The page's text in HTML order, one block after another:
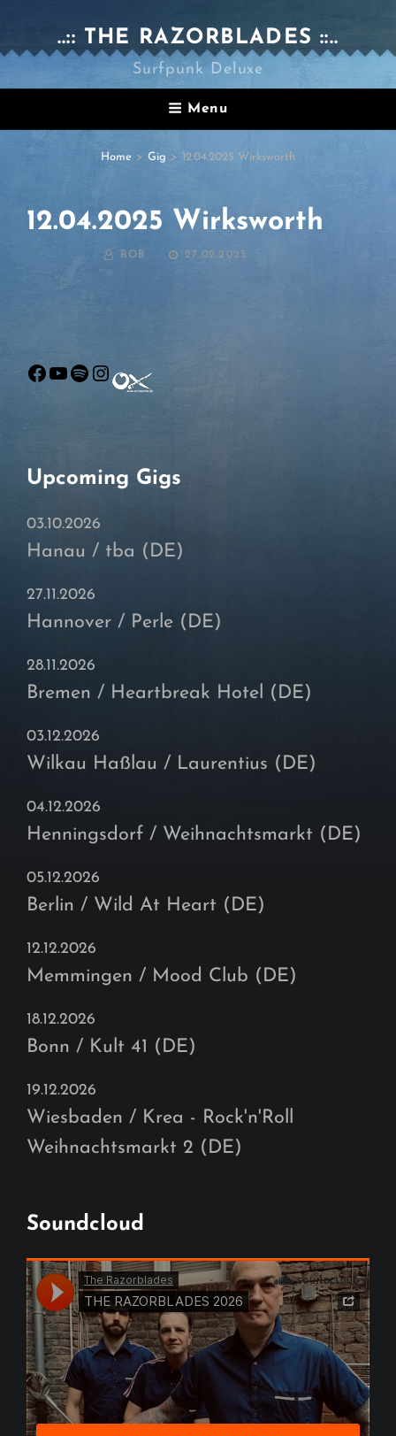
..:: THE RAZORBLADES ::..
Surfpunk Deluxe
Menu
Home > Gig > 12.04.2025 Wirksworth
12.04.2025 Wirksworth
BY ROB
POSTED
27.02.2025
Facebook
YouTube
Spotify
Instagram
Upcoming Gigs
03.10.2026
Hanau / tba (DE)
27.11.2026
Hannover / Perle (DE)
28.11.2026
Bremen / Heartbreak Hotel (DE)
03.12.2026
Wilkau Haßlau / Laurentius (DE)
04.12.2026
Henningsdorf / Weihnachtsmarkt (DE)
05.12.2026
Berlin / Wild At Heart (DE)
12.12.2026
Memmingen / Mood Club (DE)
18.12.2026
Bonn / Kult 41 (DE)
19.12.2026
Wiesbaden / Krea - Rock'n'Roll
Weihnachtsmarkt 2 (DE)
Soundcloud